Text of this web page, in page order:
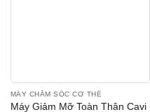
MÁY CHĂM SÓC CƠ THỂ
Máy Giảm Mỡ Toàn Thân Cavi